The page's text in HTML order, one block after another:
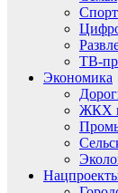
Спорт
ТВ-
Экономика
ЖКХ и